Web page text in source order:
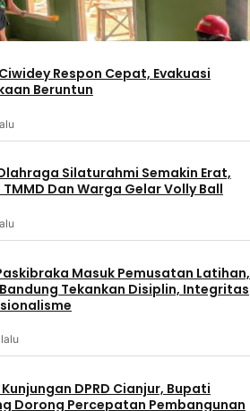
Respon Cepat, Evakuasi
Beruntun
Silaturahmi Semakin Erat,
Dan Warga Gelar Volly Ball
Masuk Pemusatan Latihan,
Tekankan Disiplin, Integritas
DPRD Cianjur, Bupati
Dorong Percepatan Pembangunan